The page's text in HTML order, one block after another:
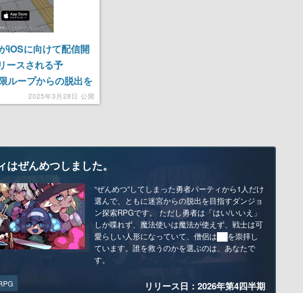
iOSに向けて配信開
ースされる予
ループからの脱出を
レーションゲームが
2025年3月28日 公開
はぜんめつしました。
“ぜんめつ”してしまった勇者パーティから1人だけ
選んで、ともに迷宮からの脱出を目指すダンジョ
ン探索RPGです。 ただし勇者は「はい/いいえ」
しか喋れず、魔法使いは魔法が使えず、戦士は可
愛らしい人形になっていて、僧侶は██を崇拝し
ています。誰を救うのかを選ぶのは、あなたで
す。
リリース日：2026年第4四半期